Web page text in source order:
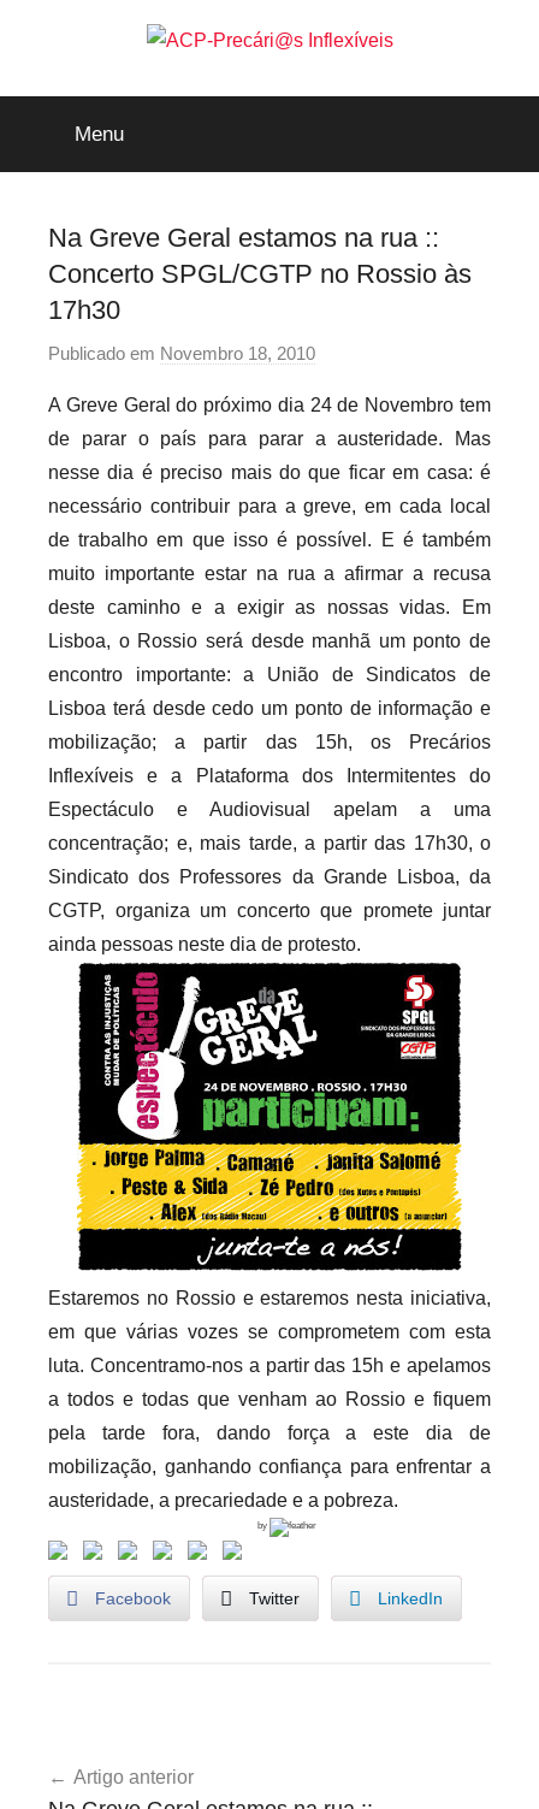
ACP-
Precári@s
Inflexíveis
Menu
Na Greve Geral estamos na rua ::
Concerto SPGL/CGTP no Rossio às
17h30
Publicado em Novembro 18, 2010
r
p
r
e
c
a
i
o
v
s
A Greve Geral do próximo dia 24 de Novembro tem
de parar o país para parar a austeridade. Mas
nesse dia é preciso mais do que ficar em casa: é
necessário contribuir para a greve, em cada local
de trabalho em que isso é possível. E é também
muito importante estar na rua a afirmar a recusa
deste caminho e a exigir as nossas vidas. Em
Lisboa, o Rossio será desde manhã um ponto de
encontro importante: a União de Sindicatos de
Lisboa terá desde cedo um ponto de informação e
mobilização; a partir das 15h, os Precários
Inflexíveis e a Plataforma dos Intermitentes do
Espectáculo e Audiovisual apelam a uma
concentração; e, mais tarde, a partir das 17h30, o
Sindicato dos Professores da Grande Lisboa, da
CGTP, organiza um concerto que promete juntar
ainda pessoas neste dia de protesto.
Estaremos no Rossio e estaremos nesta iniciativa,
em que várias vozes se comprometem com esta
luta. Concentramo-nos a partir das 15h e apelamos
a todos e todas que venham ao Rossio e fiquem
pela tarde fora, dando força a este dia de
mobilização, ganhando confiança para enfrentar a
austeridade, a precariedade e a pobreza.
by
Facebook Twitter LinkedIn
de
Artigo anterior